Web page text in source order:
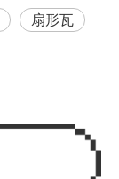
扇形瓦